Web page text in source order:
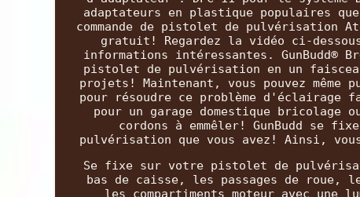
adaptateurs en plastique populaires
commande de pistolet de pulvérisation
gratuit! Regardez la vidéo ci-
informations intéressantes. GunBudd®
pistolet de pulvérisation en un
projets! Maintenant, vous pouvez
pour résoudre ce problème
pour un garage domestique
cordons à emmêler! GunBudd se
pulvérisation que vous avez! Ainsi,
Se fixe sur votre pistolet de
bas de caisse, les passages de roue,
les compartiments moteur avec une